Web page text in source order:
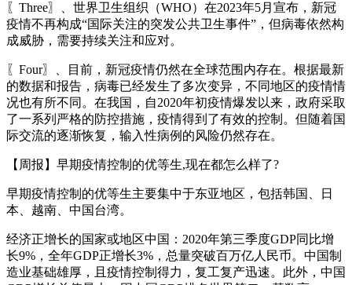
〖Three〗、世界卫生组织（WHO）在2023年5月宣布，新冠
疫情不再构成“国际关注的突发公共卫生事件”，但病毒依然构
成威胁，需要持续关注和应对。
〖Four〗、目前，新冠疫情仍然在全球范围内存在。根据最新
的数据和报告，病毒已经发生了多次变异，不同地区的疫情情
况也有所不同。在我国，自2020年初疫情爆发以来，政府采取
了一系列严格的防控措施，疫情得到了有效的控制。但随着国
际交流的逐渐恢复，输入性病例的风险仍然存在。
【周报】早期疫情控制的优等生,现在都怎么样了?
早期疫情控制的优等生主要集中于东亚地区，包括韩国、日
本、越南、中国台湾。
经济正增长的国家或地区中国：2020年第三季度GDP同比增
长9%，全年GDP正增长3%，总量突破百万亿人民币。中国制
造业基础雄厚，且疫情控制得力，复工复产迅速。此外，中国